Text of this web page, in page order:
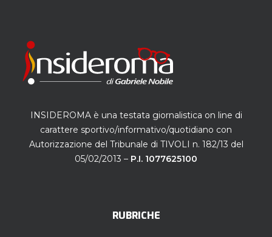
INSIDEROMA è una testata giornalistica on line di
carattere sportivo/informativo/quotidiano con
Autorizzazione del Tribunale di TIVOLI n. 182/13 del
05/02/2013 – P.I. 1077625100
RUBRICHE